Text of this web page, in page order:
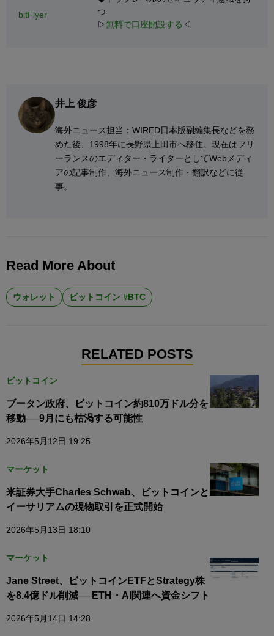
bitFlyer
つ
▷無料で口座開設する ◁
井上 俊彦
海外ニュース担当：WIRED日本版副編集長などを務
めた後、1998年に長野県上田市へ移住。現在はフリ
ーランスのエディター・ライターとしてWebメディ
アの記事制作、海外ニュース制作・翻訳などに従
事。
Read More About
ウォレット ビットコイン #BTC
RELATED POSTS
ビットコイン
ブータン政府、ビットコイン約810万ドル分を
移動──9月にも枯渇する可能性
2026年5月12日 19:25
マーケット
米証券大手Charles Schwab、ビットコインと
イーサリアムの現物取引を正式開始
2026年5月13日 18:10
マーケット
Jane Street、ビットコインETFとStrategy株
を8.4億ドル削減──ETH・AI関連へ資金シフト
2026年5月14日 14:28